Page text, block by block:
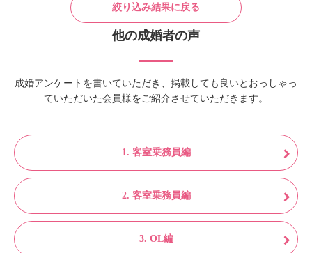
絞り込み結果に戻る
他の成婚者の声
成婚アンケートを書いていただき、掲載しても良いとおっしゃっ
ていただいた会員様をご紹介させていただきます。
1. 客室乗務員編
2. 客室乗務員編
3. OL編